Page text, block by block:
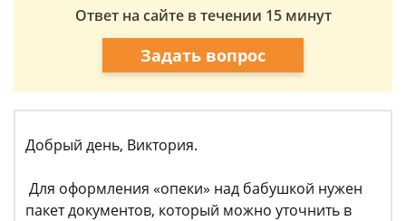
Ответ на сайте в течении 15 минут
Задать вопрос
Добрый день, Виктория.
Для оформления «опеки» над бабушкой нужен
пакет документов, который можно уточнить в